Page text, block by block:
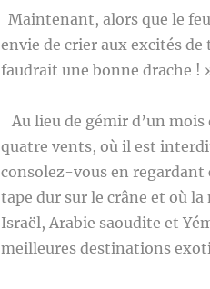
Maintenant, alors que le
envie de crier aux excités
faudrait une bonne drache !
Au lieu de gémir d’un
quatre vents, où il est
consolez-vous en regardant
tape dur sur le crâne et où
Israël, Arabie saoudite et
meilleures destinations